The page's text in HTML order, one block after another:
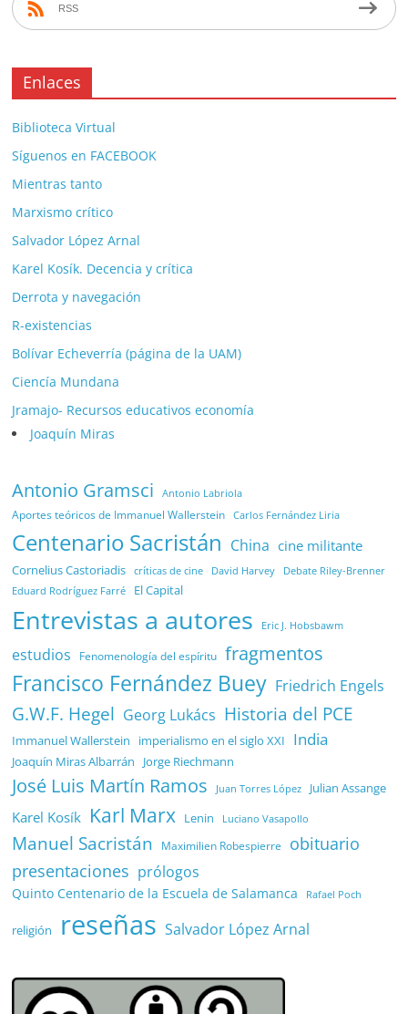
RSS
Enlaces
Biblioteca Virtual
Síguenos en FACEBOOK
Mientras tanto
Marxismo crítico
Salvador López Arnal
Karel Kosík. Decencia y crítica
Derrota y navegación
R-existencias
Bolívar Echeverría (página de la UAM)
Ciencía Mundana
Jramajo- Recursos educativos economía
Joaquín Miras
Antonio Gramsci Antonio Labriola
Aportes teóricos de Immanuel Wallerstein Carlos Fernández Liria
Centenario Sacristán China cine militante
Cornelius Castoriadis críticas de cine David Harvey Debate Riley-Brenner
Eduard Rodríguez Farré El Capital
Entrevistas a autores Eric J. Hobsbawm
estudios Fenomenología del espíritu fragmentos
Francisco Fernández Buey Friedrich Engels
G.W.F. Hegel Georg Lukács Historia del PCE
Immanuel Wallerstein imperialismo en el siglo XXI India
Joaquín Miras Albarrán Jorge Riechmann
José Luis Martín Ramos Juan Torres López Julian Assange
Karel Kosík Karl Marx Lenin Luciano Vasapollo
Manuel Sacristán Maximilien Robespierre
obituario
presentaciones prólogos
Quinto Centenario de la Escuela de Salamanca Rafael Poch
religión reseñas Salvador López Arnal